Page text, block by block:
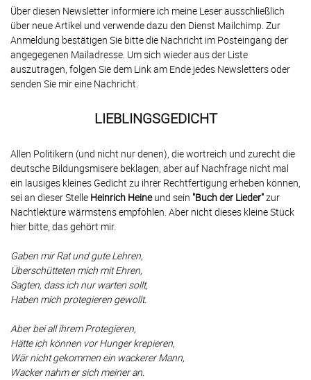
Über diesen Newsletter informiere ich meine Leser ausschließlich
über neue Artikel und verwende dazu den Dienst Mailchimp. Zur
Anmeldung bestätigen Sie bitte die Nachricht im Posteingang der
angegegenen Mailadresse. Um sich wieder aus der Liste
auszutragen, folgen Sie dem Link am Ende jedes Newsletters oder
senden Sie mir eine Nachricht.
LIEBLINGSGEDICHT
Allen Politikern (und nicht nur denen), die wortreich und zurecht die
deutsche Bildungsmisere beklagen, aber auf Nachfrage nicht mal
ein lausiges kleines Gedicht zu ihrer Rechtfertigung erheben können,
sei an dieser Stelle Heinrich Heineund sein "Buch der Lieder"zur
Nachtlektüre wärmstens empfohlen. Aber nicht dieses kleine Stück
hier bitte, das gehört mir.
Gaben mir Rat und gute Lehren,
Überschütteten mich mit Ehren,
Sagten, dass ich nur warten sollt,
Haben mich protegieren gewollt.
Aber bei all ihrem Protegieren,
Hätte ich können vor Hunger krepieren,
Wär nicht gekommen ein wackerer Mann,
Wacker nahm er sich meiner an.